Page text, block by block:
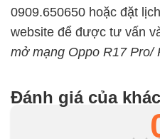
0909.650650 hoặc đặt
website để được tư vấn
mở mạng Oppo R17 Pro/
Đánh giá của